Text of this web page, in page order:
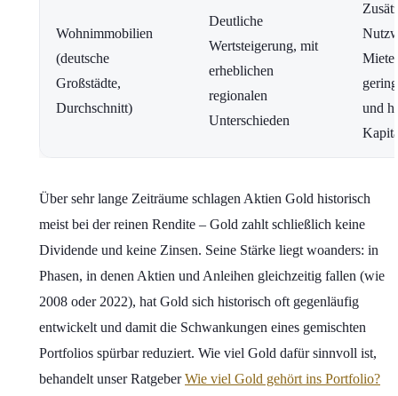
Wohnimmobilien
(deutsche
Großstädte,
Durchschnitt)
Deutliche
Wertsteigerung, mit
erheblichen
regionalen
Unterschieden
und
Über sehr lange Zeiträume schlagen Aktien Gold historisch
meist bei der reinen Rendite – Gold zahlt schließlich keine
Dividende und keine Zinsen. Seine Stärke liegt woanders: in
Phasen, in denen Aktien und Anleihen gleichzeitig fallen (wie
2008 oder 2022), hat Gold sich historisch oft gegenläufig
entwickelt und damit die Schwankungen eines gemischten
Portfolios spürbar reduziert. Wie viel Gold dafür sinnvoll ist,
behandelt unser RatgeberWie viel Gold gehört ins Portfolio?